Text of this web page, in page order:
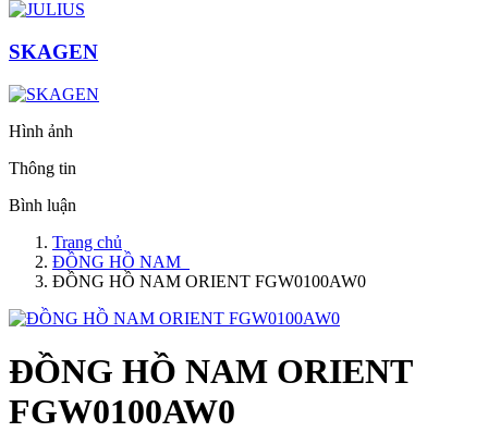
SKAGEN
Hình ảnh
Thông tin
Bình luận
Trang chủ
ĐỒNG HỒ NAM
ĐỒNG HỒ NAM ORIENT FGW0100AW0
ĐỒNG HỒ NAM ORIENT
FGW0100AW0